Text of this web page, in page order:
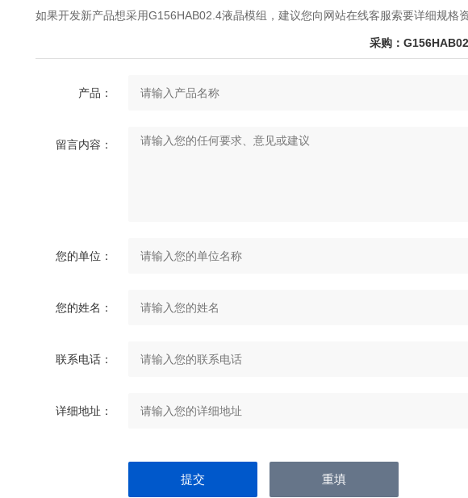
如果开发新产品想采用G156HAB02.4液晶模组，建议您向网站在线客服索要详细规格
采购：
产品：
留言内容：
您的单位：
您的姓名：
联系电话：
详细地址：